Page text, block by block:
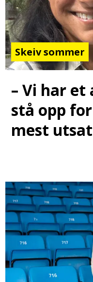
Skeiv sommer
– Vi har et
stå opp
mest